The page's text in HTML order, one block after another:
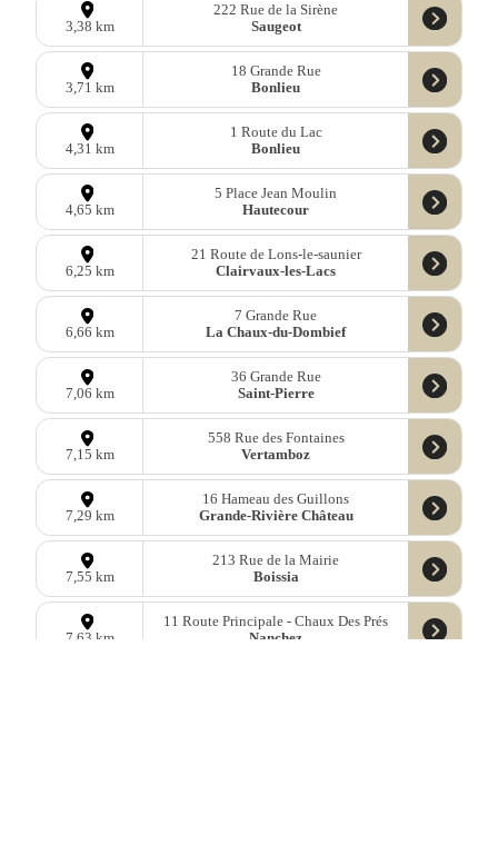
3,38 km
222 Rue de la Sirène
Saugeot
3,71 km
18 Grande Rue
Bonlieu
4,31 km
1 Route du Lac
Bonlieu
4,65 km
5 Place Jean Moulin
Hautecour
6,25 km
21 Route de Lons-le-saunier
Clairvaux-les-Lacs
6,66 km
7 Grande Rue
La Chaux-du-Dombief
7,06 km
36 Grande Rue
Saint-Pierre
7,15 km
558 Rue des Fontaines
Vertamboz
7,29 km
16 Hameau des Guillons
Grande-Rivière Château
7,55 km
213 Rue de la Mairie
Boissia
7,63 km
11 Route Principale - Chaux Des Prés
Nanchez